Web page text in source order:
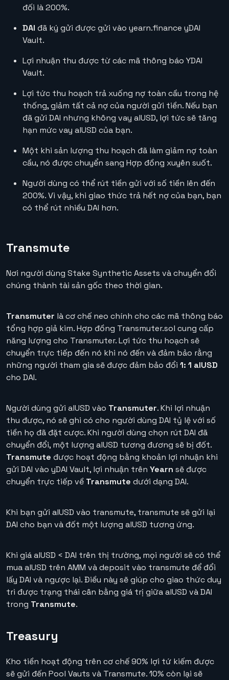
đối là 200%.
DAI đã ký gửi được gửi vào yearn.finance yDAI
Vault.
Lợi nhuận thu được từ các mã thông báo YDAI
Vault.
Lợi tức thu hoạch trả xuống nợ toàn cầu trong hệ
thống, giảm tất cả nợ của người gửi tiền. Nếu bạn
đã gửi DAI nhưng không vay alUSD, lợi tức sẽ tăng
hạn mức vay alUSD của bạn.
Một khi sản lượng thu hoạch đã làm giảm nợ toàn
cầu, nó được chuyển sang Hợp đồng xuyên suốt.
Người dùng có thể rút tiền gửi với số tiền lên đến
200%. Vì vậy, khi giao thức trả hết nợ của bạn, bạn
có thể rút nhiều DAI hơn.
Transmute
Nơi người dùng Stake Synthetic Assets và chuyển đổi
chúng thành tài sản gốc theo thời gian.
Transmuter là cơ chế neo chính cho các mã thông báo
tổng hợp giả kim. Hợp đồng Transmuter.sol cung cấp
năng lượng cho Transmuter. Lợi tức thu hoạch sẽ
chuyển trực tiếp đến nó khi nó đến và đảm bảo rằng
những người tham gia sẽ được đảm bảo đổi 1: 1 alUSD
cho DAI.
Người dùng gửi alUSD vào Transmuter. Khi lợi nhuận
thu được, nó sẽ ghi có cho người dùng DAI tỷ lệ với số
tiền họ đã đặt cược. Khi người dùng chọn rút DAI đã
chuyển đổi, một lượng alUSD tương đương sẽ bị đốt.
Transmute được hoạt động bằng khoản lợi nhuận khi
gửi DAI vào yDAI Vault, lợi nhuận trên Yearn sẽ được
chuyển trực tiếp về Transmute dưới dạng DAI.
Khi bạn gửi alUSD vào transmute, transmute sẽ gửi lại
DAI cho bạn và đốt một lượng alUSD tương ứng.
Khi giá alUSD < DAI trên thị trường, mọi người sẽ có thể
mua alUSD trên AMM và deposit vào transmute để đổi
lấy DAI và ngược lại. Điều này sẽ giúp cho giao thức duy
trì được trạng thái cân bằng giá trị giữa alUSD và DAI
trong Transmute.
Treasury
Kho tiền hoạt động trên cơ chế 90% lợi tứ kiếm được
sẽ gửi đến Pool Vauts và Transmute. 10% còn lại sẽ